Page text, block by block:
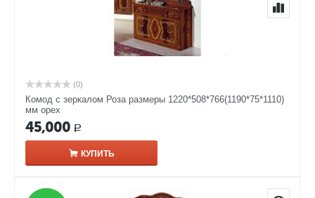
(0)
Комод с зеркалом Роза размеры 1220*508*766(1190*75*1110)
мм орех
45,000 Р
КУПИТЬ